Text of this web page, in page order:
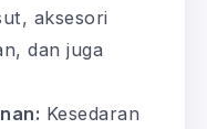
aksesori
dan juga
Kesedaran